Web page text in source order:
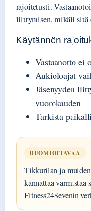
rajoitetusti.
liittymisen, mikäli sitä
Käytännön
Vastaanotto ei
Aukioloajat
Jäsenyyden
vuorokauden
Tarkista
HUOMIOITAVAA
Tikkurilan ja
kannattaa varmistaa
Fitness24Sevenin